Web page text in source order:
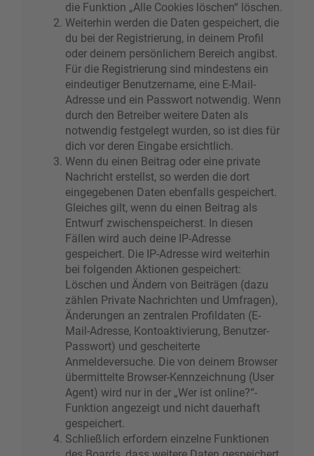
die Funktion „Alle Cookies löschen“ löschen.
Weiterhin werden die Daten gespeichert, die
du bei der Registrierung, in deinem Profil
oder deinem persönlichem Bereich angibst.
Für die Registrierung sind mindestens ein
eindeutiger Benutzername, eine E-Mail-
Adresse und ein Passwort notwendig. Wenn
durch den Betreiber weitere Daten als
notwendig festgelegt wurden, so ist dies für
dich vor deren Eingabe ersichtlich.
Wenn du einen Beitrag oder eine private
Nachricht erstellst, so werden die dort
eingegebenen Daten ebenfalls gespeichert.
Gleiches gilt, wenn du einen Beitrag als
Entwurf zwischenspeicherst. In diesen
Fällen wird auch deine IP-Adresse
gespeichert. Die IP-Adresse wird weiterhin
bei folgenden Aktionen gespeichert:
Löschen und Ändern von Beiträgen (dazu
zählen Private Nachrichten und Umfragen),
Änderungen an zentralen Profildaten (E-
Mail-Adresse, Kontoaktivierung, Benutzer-
Passwort) und gescheiterte
Anmeldeversuche. Die von deinem Browser
übermittelte Browser-Kennzeichnung (User
Agent) wird nur in der „Wer ist online?“-
Funktion angezeigt und nicht dauerhaft
gespeichert.
Schließlich erfordern einzelne Funktionen